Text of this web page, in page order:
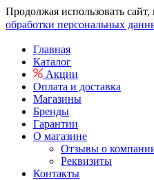
Продолжая использовать сайт,
обработки персональных
Главная
Каталог
Акции
Оплата и доставка
Магазины
Бренды
Гарантии
О магазине
Отзывы о
Реквизиты
Контакты